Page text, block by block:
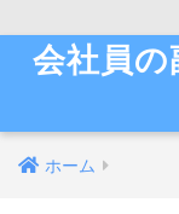
会社員
ホーム